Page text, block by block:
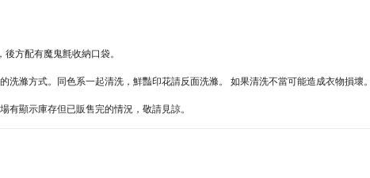
方配有魔鬼氈收納口袋。
滌方式。同色系一起清洗，鮮豔印花請反面洗滌。 如果清洗不當可能造成衣物損壞。
顯示庫存但已販售完的情況，敬請見諒。